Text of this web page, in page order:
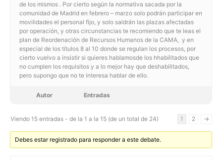
de los mismos . Por cierto según la normativa sacada por la
comunidad de Madrid en febrero – marzo solo podrán participar en
movilidades el personal fijo, y solo saldrán las plazas afectadas
por operación, y otras circunstancias te recomiendo que te leas el
plan de Reordenación de Recursos Humanos de la CAMA, y en
especial de los títulos 8 al 10 donde se regulan los procesos, por
cierto vuelvo a insistir si quieres hablamosde los hhabilitados que
no cumplen los requisitos y a lo mejor hay que deshabilitados,
pero supongo que no te interesa hablar de ello.
Autor Entradas
Viendo 15 entradas - de la 1 a la 15 (de un total de 24) 1 2 →
Debes estar registrado para responder a este debate.